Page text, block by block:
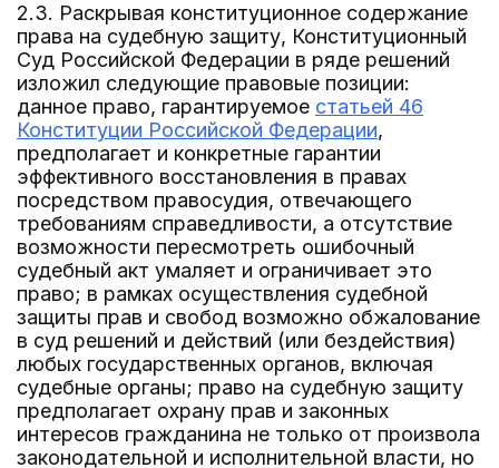
2.3. Раскрывая конституционное содержание
права на судебную защиту, Конституционный
Суд Российской Федерации в ряде решений
изложил следующие правовые позиции:
данное право, гарантируемое статьей 46
Конституции Российской Федерации,
предполагает и конкретные гарантии
эффективного восстановления в правах
посредством правосудия, отвечающего
требованиям справедливости, а отсутствие
возможности пересмотреть ошибочный
судебный акт умаляет и ограничивает это
право; в рамках осуществления судебной
защиты прав и свобод возможно обжалование
в суд решений и действий (или бездействия)
любых государственных органов, включая
судебные органы; право на судебную защиту
предполагает охрану прав и законных
интересов гражданина не только от произвола
законодательной и исполнительной власти, но